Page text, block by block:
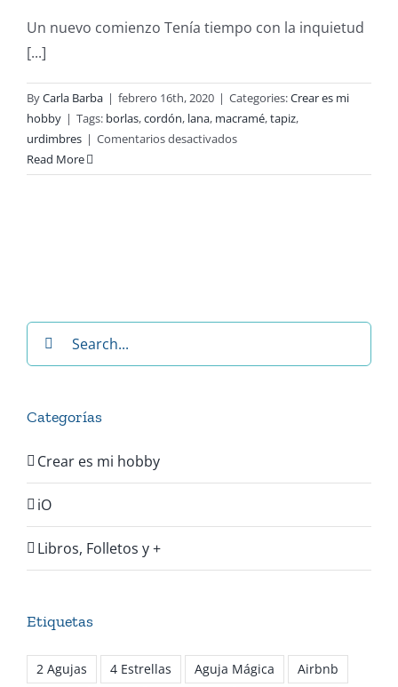
Un nuevo comienzo Tenía tiempo con la inquietud
[...]
ByCarla Barba | febrero 16th, 2020 | Categories:Crear es mi
hobby | Tags: borlas,cordón, lana, macramé,tapiz,
urdimbres | Comentarios desactivadosen
Decorativo
Read More
Search
for:
Categorías
Crear es mi hobby
iO
Libros, Folletos y +
Etiquetas
2 Agujas 4 Estrellas Aguja Mágica
Airbnb